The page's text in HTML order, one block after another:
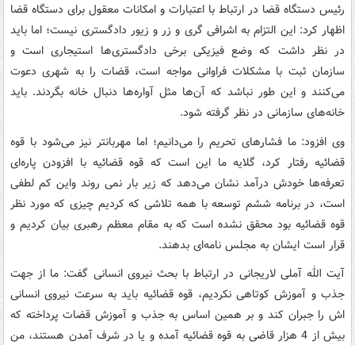
رئیس دستگاه قضا در ارتباط با اعتبارات و امکانات معقول برای دستگاه قضا
اظهار کرد: این التزام به اشرافی گری و زر و زیور دادگستری نیست؛ اما باید
در نظر داشت که وضع فیزیکی برخی دادگستری‌ها استیجاری است و
سازمان ثبت با مشکلات فراوانی مواجه است، قضات را به شهری دعوت
می‌کنند و این طور نباشد که آن‌ها مثل آواره‌ها دنبال خانه بگردند. باید
خانه‌های سازمانی در نظر گرفته شود.
وی افزود: ما فشارهای تحریم را می‌دانیم؛ اما مهربانتر نیز می‌شود با قوه
قضائیه رفتار کرد، گلایه ما این است که قوه قضائیه با افزودن پاره‌ای
تعرفه‌ها خودش درآمد نشان می‌دهد که زیر بار نمی روند واین کم لطفی
است، در برنامه ششم توسعه با همه تلاشی که کردیم چیزی که مورد نظر
قوه قضائیه بود محقق نشده است که به مقام معظم رهبری بیان کردیم و
قرار است ایشان به مجلس نامه‌ای بدهند.
آیت الله آملی لاریجانی در ارتباط با بحث نیروی انسانی گفت: ما از جهت
جذب و آموزش کوتاهی نکردیم، قوه قضائیه باید به سرعت نیروی انسانی
اش را جبران کند و بر همین اساس به جذب و آموزش قضات پرداخته که
بیش از 4 هزار قاضی به قوه قضائیه آمده و یا در شرف آمدن هستند، من